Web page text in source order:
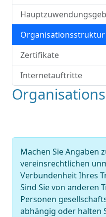
Organisationsstruktur
Zertifikate
Internetauftritte
Machen Sie Angaben
vereinsrechtlichen
Verbundenheit Ihres
Sind Sie von anderen
Personen
abhängig oder halten